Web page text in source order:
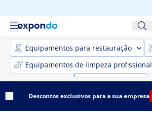
Equipamentos para restauração
Equipamentos de limpeza profissional
Descontos exclusivos para a sua empresa